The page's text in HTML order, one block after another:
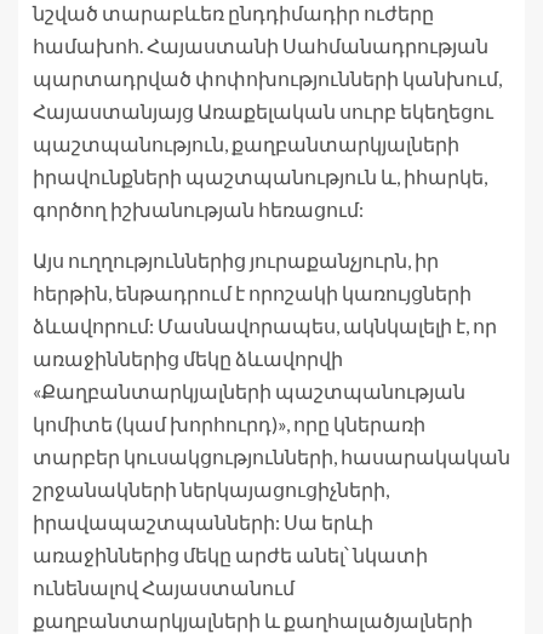
նշված տարաբևեռ ընդդիմադիր ուժերը
համախոհ. Հայաստանի Սահմանադրության
պարտադրված փոփոխությունների կանխում,
Հայաստանյայց Առաքելական սուրբ եկեղեցու
պաշտպանություն, քաղբանտարկյալների
իրավունքների պաշտպանություն և, իհարկե,
գործող իշխանության հեռացում:
Այս ուղղություններից յուրաքանչյուրն, իր
հերթին, ենթադրում է որոշակի կառույցների
ձևավորում: Մասնավորապես, ակնկալելի է, որ
առաջիններից մեկը ձևավորվի
«Քաղբանտարկյալների պաշտպանության
կոմիտե (կամ խորհուրդ)», որը կներառի
տարբեր կուսակցությունների, հասարակական
շրջանակների ներկայացուցիչների,
իրավապաշտպանների: Սա երևի
առաջիններից մեկը արժե անել՝ նկատի
ունենալով Հայաստանում
քաղբանտարկյալների և քաղհալածյալների